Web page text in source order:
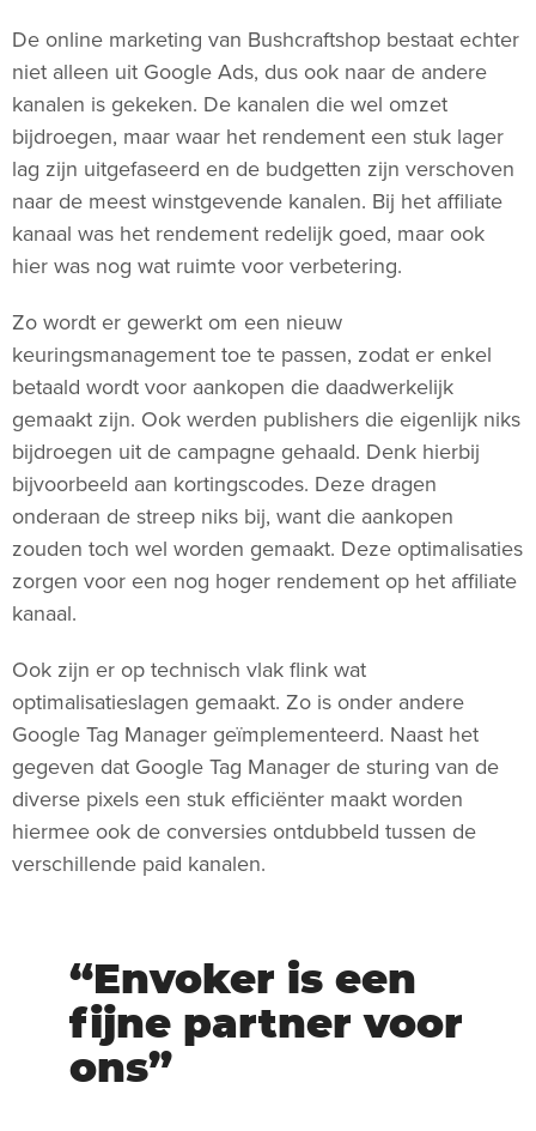
De online marketing van Bushcraftshop bestaat echter
niet alleen uit Google Ads, dus ook naar de andere
kanalen is gekeken. De kanalen die wel omzet
bijdroegen, maar waar het rendement een stuk lager
lag zijn uitgefaseerd en de budgetten zijn verschoven
naar de meest winstgevende kanalen. Bij het affiliate
kanaal was het rendement redelijk goed, maar ook
hier was nog wat ruimte voor verbetering.
Zo wordt er gewerkt om een nieuw
keuringsmanagement toe te passen, zodat er enkel
betaald wordt voor aankopen die daadwerkelijk
gemaakt zijn. Ook werden publishers die eigenlijk niks
bijdroegen uit de campagne gehaald. Denk hierbij
bijvoorbeeld aan kortingscodes. Deze dragen
onderaan de streep niks bij, want die aankopen
zouden toch wel worden gemaakt. Deze optimalisaties
zorgen voor een nog hoger rendement op het affiliate
kanaal.
Ook zijn er op technisch vlak flink wat
optimalisatieslagen gemaakt. Zo is onder andere
Google Tag Manager geïmplementeerd. Naast het
gegeven dat Google Tag Manager de sturing van de
diverse pixels een stuk efficiënter maakt worden
hiermee ook de conversies ontdubbeld tussen de
verschillende paid kanalen.
Envoker is een
fijne partner voor
ons